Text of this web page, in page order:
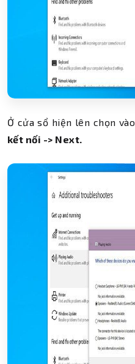
Ở cửa sổ hiện lên chọn vào
kết nối -> Next.